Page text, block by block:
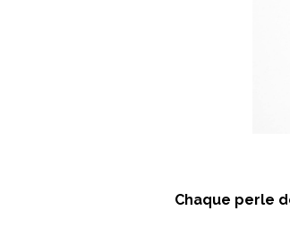
Chaque perle